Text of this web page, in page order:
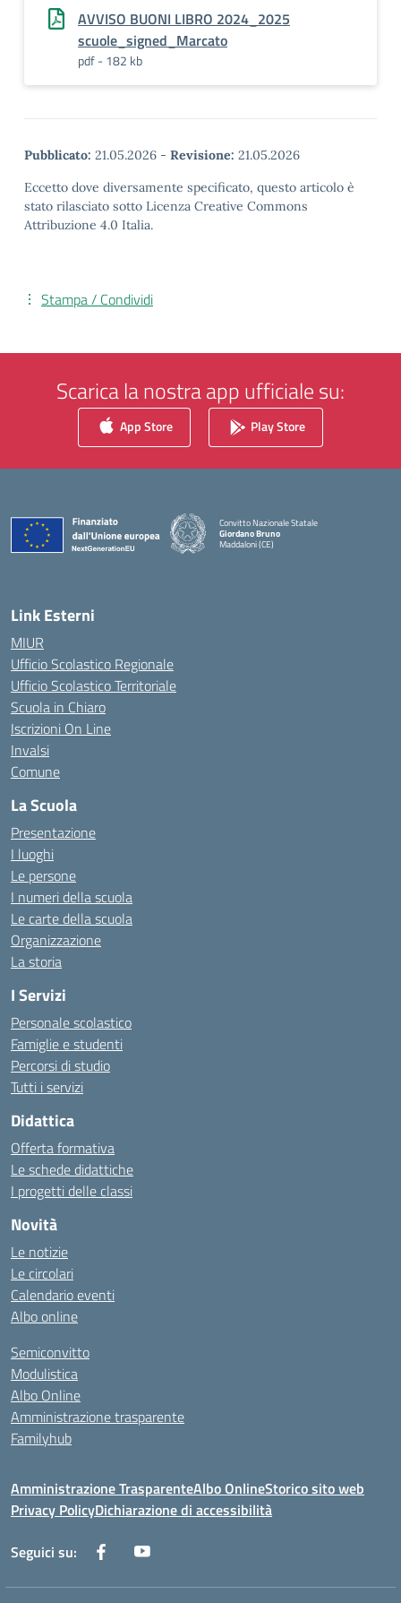
AVVISO BUONI LIBRO 2024_2025
scuole_signed_Marcato
pdf - 182 kb
Pubblicato: 21.05.2026 - Revisione: 21.05.2026
Eccetto dove diversamente specificato, questo articolo è
stato rilasciato sotto Licenza Creative Commons
Attribuzione 4.0 Italia.
Stampa / Condividi
Scarica la nostra app ufficiale su:
App Store Play Store
Convitto Nazionale Statale
Giordano Bruno
Maddaloni (CE)
Link Esterni
MIUR
Ufficio Scolastico Regionale
Ufficio Scolastico Territoriale
Scuola in Chiaro
Iscrizioni On Line
Invalsi
Comune
La Scuola
Presentazione
I luoghi
Le persone
I numeri della scuola
Le carte della scuola
Organizzazione
La storia
I Servizi
Personale scolastico
Famiglie e studenti
Percorsi di studio
Tutti i servizi
Didattica
Offerta formativa
Le schede didattiche
I progetti delle classi
Novità
Le notizie
Le circolari
Calendario eventi
Albo online
Semiconvitto
Modulistica
Albo Online
Amministrazione trasparente
Familyhub
Amministrazione TrasparenteAlbo OnlineStorico sito web
Privacy PolicyDichiarazione di accessibilità
Seguici su: